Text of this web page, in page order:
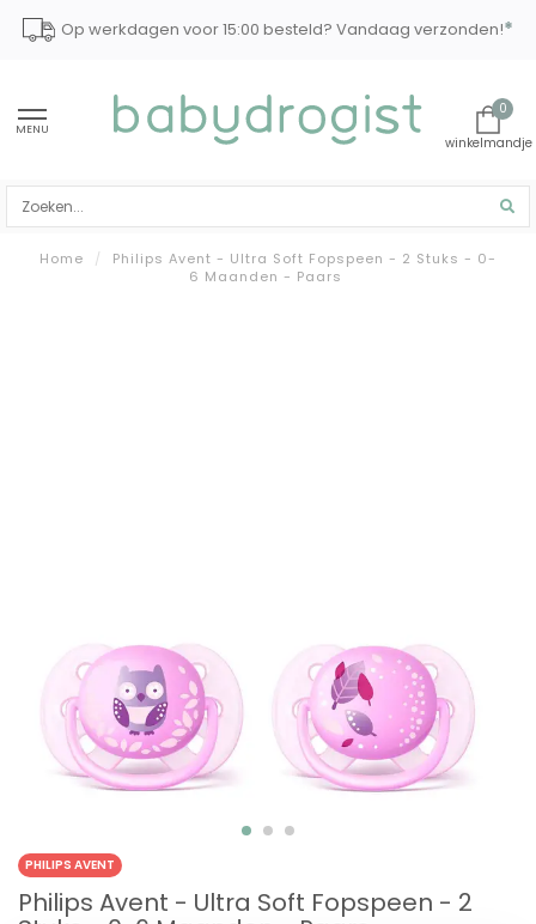
Op werkdagen voor 15:00 besteld? Vandaag verzonden!*
MENU
0
Home /
Philips Avent - Ultra Soft Fopspeen - 2 Stuks - 0-
6 Maanden - Paars
PHILIPS AVENT
Philips Avent - Ultra Soft Fopspeen - 2